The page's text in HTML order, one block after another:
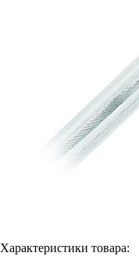
Характеристики товара: